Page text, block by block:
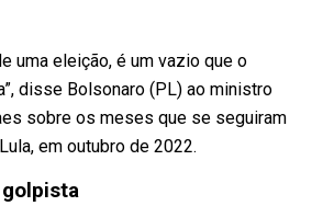
uma eleição, é um vazio que o
disse Bolsonaro (PL) ao ministro
sobre os meses que se seguiram
em outubro de 2022.